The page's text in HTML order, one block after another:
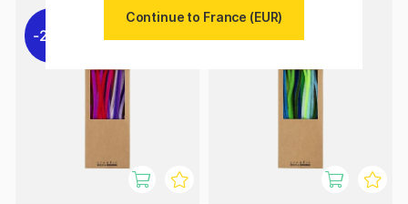
20%
Continue to France (EUR)